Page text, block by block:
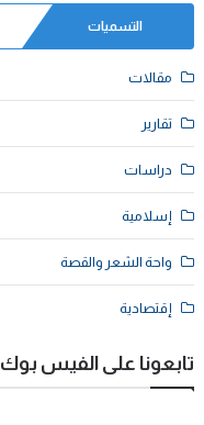
التسميات
مقالات
تقارير
دراسات
إسلامية
واحة الشعر والقصة
إقتصادية
تابعونا على الفيس بوك